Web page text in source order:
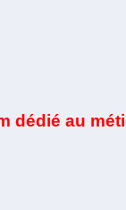
dédié au